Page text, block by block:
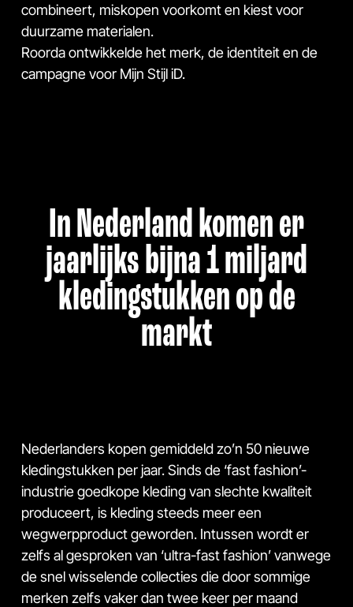
combineert, miskopen voorkomt en kiest voor
duurzame materialen.
Roorda ontwikkelde het merk, de identiteit en de
campagne voor Mijn Stijl iD.
In Nederland komen er
jaarlijks bijna 1 miljard
kledingstukken op de
markt
Nederlanders kopen gemiddeld zo’n 50 nieuwe
kledingstukken per jaar. Sinds de ‘fast fashion’-
industrie goedkope kleding van slechte kwaliteit
produceert, is kleding steeds meer een
wegwerpproduct geworden. Intussen wordt er
zelfs al gesproken van ‘ultra-fast fashion’ vanwege
de snel wisselende collecties die door sommige
merken zelfs vaker dan twee keer per maand